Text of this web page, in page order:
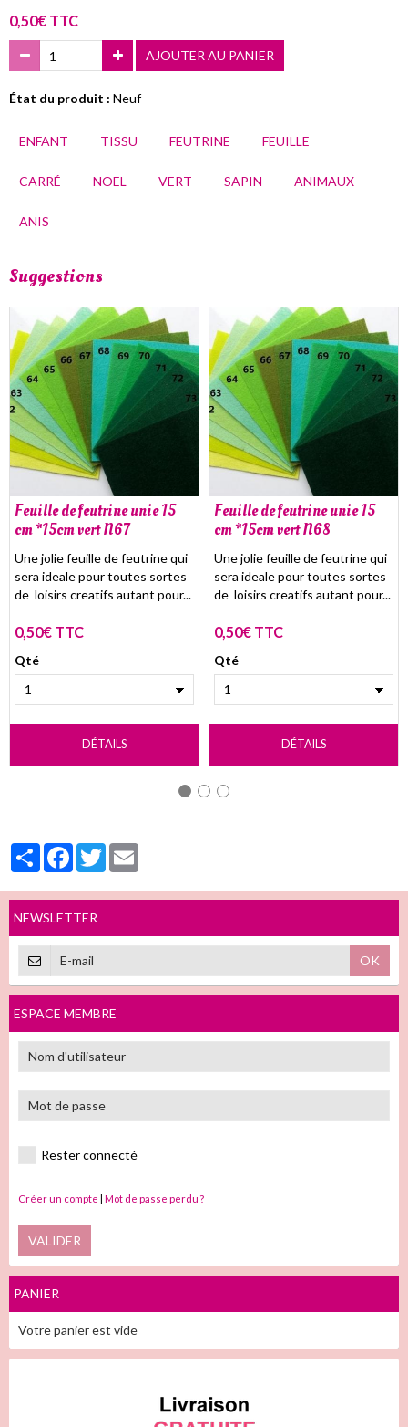
0,50€ TTC
AJOUTER AU PANIER
État du produit : Neuf
ENFANT TISSU FEUTRINE FEUILLE
CARRÉ NOEL VERT SAPIN ANIMAUX
ANIS
Suggestions
Feuille de feutrine unie 15
cm *15cm vert N67
Une jolie feuille de feutrine qui
sera ideale pour toutes sortes
de loisirs creatifs autant pour...
0,50€ TTC
Qté
DÉTAILS
Feuille de feutrine unie 15
cm *15cm vert N68
Une jolie feuille de feutrine qui
sera ideale pour toutes sortes
de loisirs creatifs autant pour...
0,50€ TTC
Qté
DÉTAILS
PartagerFacebook
Twitter
NEWSLETTER
OK
ESPACE MEMBRE
Rester connecté
Créer un compte | Mot de passe perdu ?
VALIDER
PANIER
Votre panier est vide